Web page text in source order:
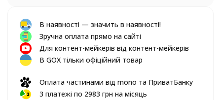
В наявності — значить в наявності!
Зручна оплата прямо на сайті
Для контент-мейкерів від контент-мейкерів
В GOX тільки офіційний товар
Оплата частинами від mono та ПриватБанку
3 платежі по 2983 грн на місяць